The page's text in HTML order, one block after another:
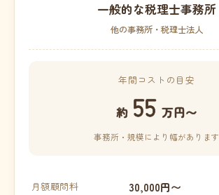
一般的な税理士事務所
他の事務所・税理士法人
年間コストの目安
約 55 万円〜
事務所・規模により幅があります
月額顧問料 30,000円〜